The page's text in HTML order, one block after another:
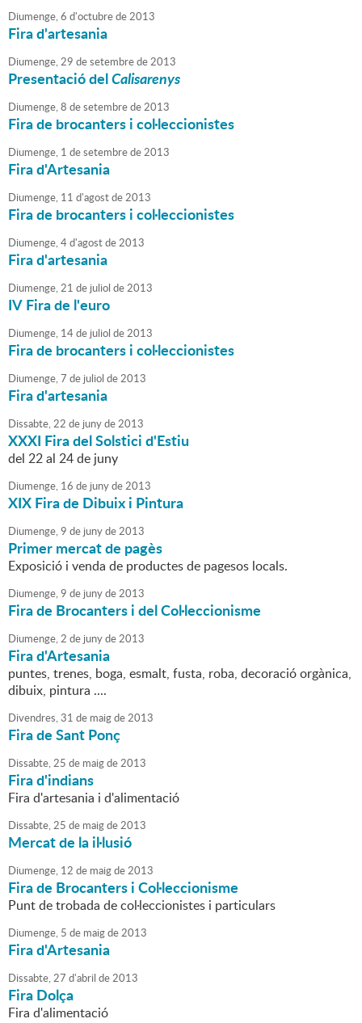
Diumenge,6 d'octubrede2013
Fira d'artesania
Diumenge,29 desetembrede2013
Presentació delCalisarenys
Diumenge,8 desetembrede2013
Fira de brocanters i col·leccionistes
Diumenge, 1 desetembrede2013
Fira d'Artesania
Diumenge, 11 d'agostde2013
Fira de brocanters i col·leccionistes
Diumenge,4d'agostde2013
Fira d'artesania
Diumenge,21 de juliol de2013
IV Fira de l'euro
Diumenge, 14de juliol de2013
Fira de brocanters i col·leccionistes
Diumenge,7 de juliol de2013
Fira d'artesania
Dissabte,22 de junyde2013
XXXI Fira del Solstici d'Estiu
del 22 al 24 de juny
Diumenge, 16 de junyde2013
XIX Fira de Dibuix i Pintura
Diumenge,9 de junyde2013
Primer mercat de pagès
Exposició i venda de productes de pagesos locals.
Diumenge,9 de junyde2013
Fira de Brocanters i del Col·leccionisme
Diumenge,2 de junyde2013
Fira d'Artesania
puntes, trenes, boga, esmalt, fusta, roba, decoració orgànica,
dibuix, pintura ....
Divendres,31 de maigde2013
Fira de Sant Ponç
Dissabte,25 de maigde2013
Fira d'indians
Fira d'artesania i d'alimentació
Dissabte,25 de maigde2013
Mercat de la il·lusió
Diumenge, 12 de maigde2013
Fira de Brocanters i Col·leccionisme
Punt de trobada de col·leccionistes i particulars
Diumenge, 5 de maigde2013
Fira d'Artesania
Dissabte,27 d'abril de2013
Fira Dolça
Fira d'alimentació